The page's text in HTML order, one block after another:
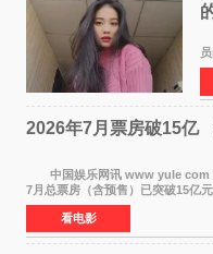
2026年7月票房破15亿
中国娱乐网讯 www yule com
7月总票房（含预售）已突破15亿
众多上映影片中，《功夫女足》《
看电影